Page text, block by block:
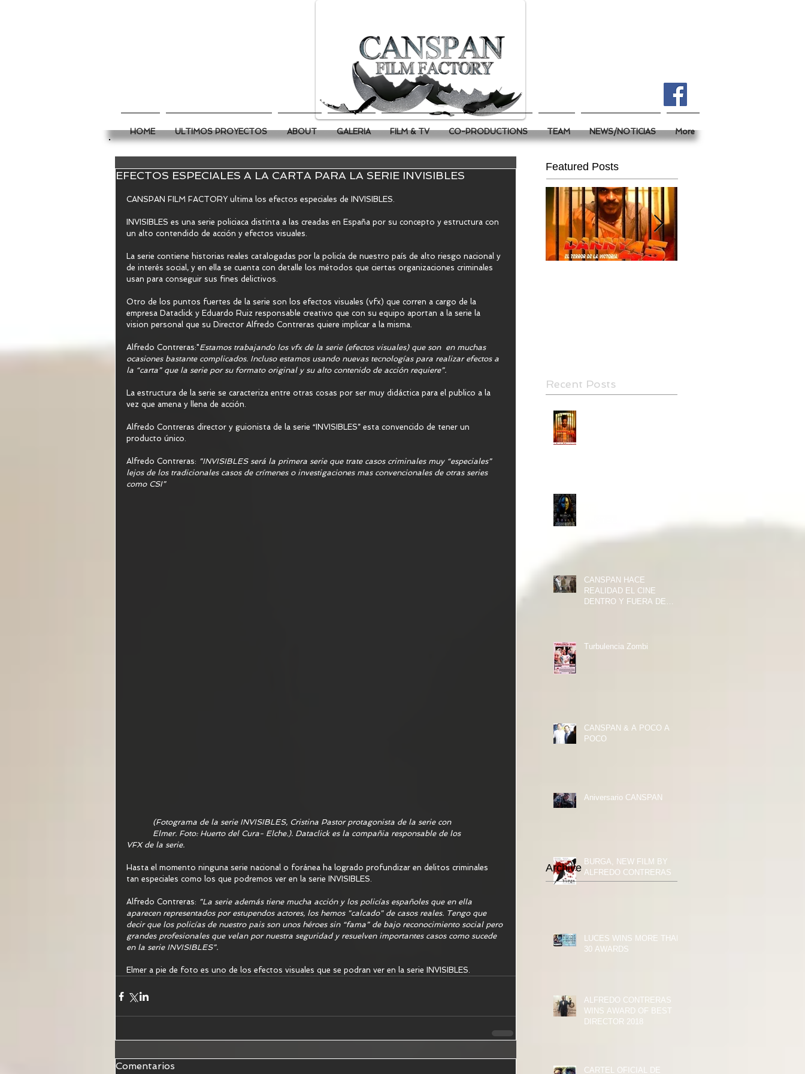
HOME ULTIMOS PROYECTOS ABOUT GALERIA FILM & TV CO-PRODUCTIONS TEAM NEWS/NOTICIAS More
EFECTOS ESPECIALES A LA CARTA PARA LA SERIE INVISIBLES
CANSPAN FILM FACTORY ultima los efectos especiales de INVISIBLES.
INVISIBLES es una serie policiaca distinta a las creadas en España por su concepto y estructura con
un alto contendido de acción y efectos visuales.
La serie contiene historias reales catalogadas por la policía de nuestro país de alto riesgo nacional y
de interés social, y en ella se cuenta con detalle los métodos que ciertas organizaciones criminales
usan para conseguir sus fines delictivos.
Otro de los puntos fuertes de la serie son los efectos visuales (vfx) que corren a cargo de la
empresa Dataclick y Eduardo Ruiz responsable creativo que con su equipo aportan a la serie la
vision personal que su Director Alfredo Contreras quiere implicar a la misma.
Alfredo Contreras:"Estamos trabajando los vfx de la serie (efectos visuales) que son  en muchas
ocasiones bastante complicados. Incluso estamos usando nuevas tecnologías para realizar efectos a
la “carta” que la serie por su formato original y su alto contenido de acción requiere”.
La estructura de la serie se caracteriza entre otras cosas por ser muy didáctica para el publico a la
vez que amena y llena de acción.
Alfredo Contreras director y guionista de la serie “INVISIBLES” esta convencido de tener un
producto único.
Alfredo Contreras: ”INVISIBLES será la primera serie que trate casos criminales muy “especiales”
lejos de los tradicionales casos de crímenes o investigaciones mas convencionales de otras series
como CSI”
           (Fotograma de la serie INVISIBLES, Cristina Pastor protagonista de la serie con
VFX de la serie.
Hasta el momento ninguna serie nacional o foránea ha logrado profundizar en delitos criminales
tan especiales como los que podremos ver en la serie INVISIBLES.
Alfredo Contreras: ”La serie además tiene mucha acción y los policías españoles que en ella
aparecen representados por estupendos actores, los hemos "calcado" de casos reales. Tengo que
decir que los policías de nuestro pais son unos héroes sin “fama” de bajo reconocimiento social pero
grandes profesionales que velan por nuestra seguridad y resuelven importantes casos como sucede
en la serie INVISIBLES”.
Elmer a pie de foto es uno de los efectos visuales que se podran ver en la serie INVISIBLES.
Comentarios
Featured Posts
Recent Posts
CANSPAN HACE
REALIDAD EL CINE
DENTRO Y FUERA DE
Turbulencia Zombi
CANSPAN & A POCO A
POCO
Aniversario CANSPAN
BURGA, NEW FILM BY
ALFREDO CONTRERAS
LUCES WINS MORE THAN
30 AWARDS
ALFREDO CONTRERAS
WINS AWARD OF BEST
DIRECTOR 2018
CARTEL OFICIAL DE
Archive